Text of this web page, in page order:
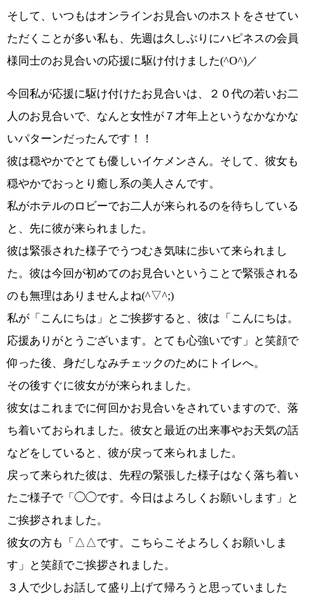
そして、いつもはオンラインお見合いのホストをさせてい
ただくことが多い私も、先週は久しぶりにハピネスの会員
様同士のお見合いの応援に駆け付けました(^O^)／
今回私が応援に駆け付けたお見合いは、
２０代の若いお二
人のお見合いで、 なんと女性が７才年上 というなかなかな
いパターンだったんです！！
彼は穏やかでとても優しいイケメンさん。そして、彼女も
穏やかでおっとり癒し系の美人さんです。
私がホテルのロビーでお二人が来られるのを待ちしている
と、先に彼が来られました。
彼は緊張された様子でうつむき気味に歩いて来られまし
た。 彼は今回が初めてのお見合いということで緊張される
のも無理はありませんよね(^▽^;)
私が 「こんにちは」 とご挨拶すると、彼は 「こんにちは。
応援ありがとうございます。とても心強いです」
と笑顔で
仰った後、身だしなみチェックのためにトイレへ。
その後すぐに彼女がが来られました。
彼女はこれまでに何回かお見合いをされていますので、落
ち着いておられました。彼女と最近の出来事やお天気の話
などをしていると、彼が戻って来られました。
戻って来られた彼は、先程の緊張した様子はなく落ち着い
たご様子で「◯◯です。今日はよろしくお願いします」
と
ご挨拶されました。
彼女の方も
「△△です。こちらこそよろしくお願いしま
す」
と笑顔でご挨拶されました。
３人で少しお話して盛り上げて帰ろうと思っていました